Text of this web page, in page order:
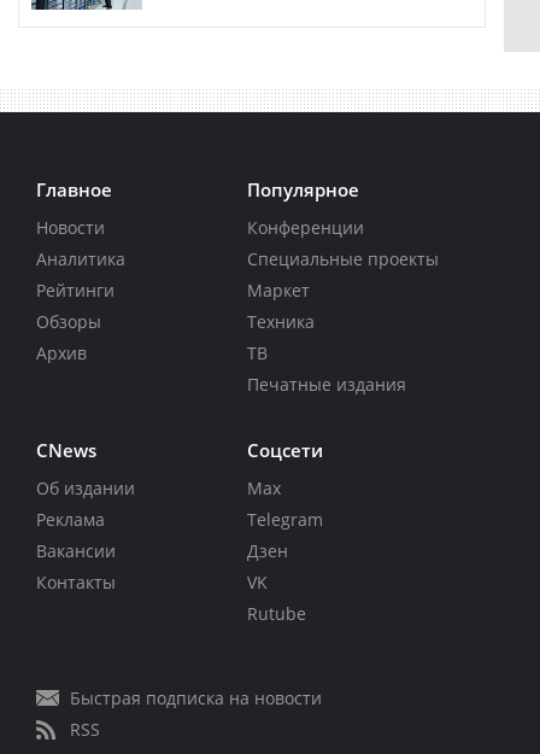
Главное
Новости
Аналитика
Рейтинги
Обзоры
Архив
Популярное
Конференции
Специальные проекты
Маркет
Техника
ТВ
Печатные издания
CNews
Об издании
Реклама
Вакансии
Контакты
Соцсети
Max
Telegram
Дзен
VK
Rutube
Быстрая подписка на новости
RSS